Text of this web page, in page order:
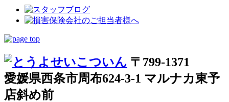
〒799-1371
愛媛県西条市周布624-3-1 マルナカ東予
店斜め前